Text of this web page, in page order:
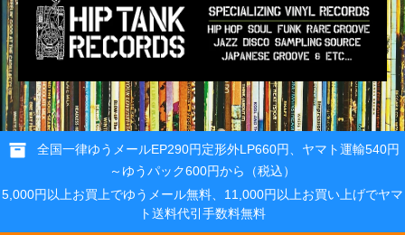
全国一律ゆうメールEP290円定形外LP660円、ヤマト運輸540円
～ゆうパック600円から（税込）
5,000円以上お買上でゆうメール無料、11,000円以上お買い上げでヤマ
ト送料代引手数料無料